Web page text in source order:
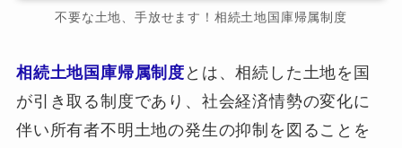
不要な土地、手放せます！相続土地国庫帰属制度
相続土地国庫帰属制度 とは、相続した土地を国
が引き取る制度であり、社会経済情勢の変化に
伴い所有者不明土地の発生の抑制を図ることを